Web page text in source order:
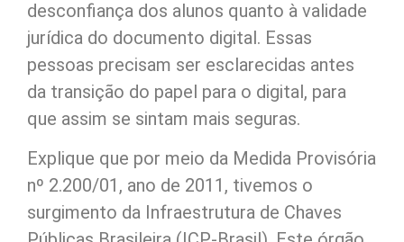
desconfiança dos alunos quanto à validade
jurídica do documento digital. Essas
pessoas precisam ser esclarecidas antes
da transição do papel para o digital, para
que assim se sintam mais seguras.
Explique que por meio da Medida Provisória
nº 2.200/01, ano de 2011, tivemos o
surgimento da Infraestrutura de Chaves